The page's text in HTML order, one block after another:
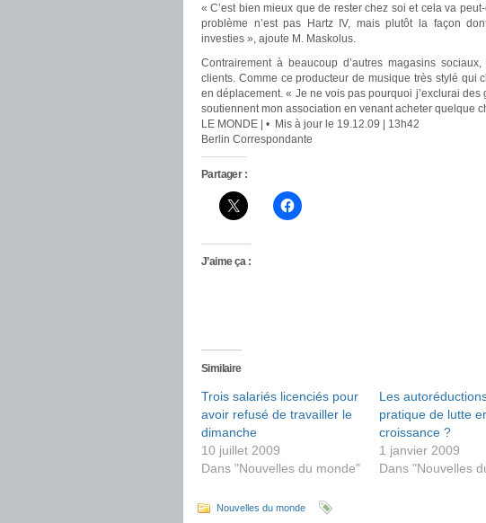
« C’est bien mieux que de rester chez soi et cela va
problème n’est pas Hartz IV, mais plutôt la façon
investies », ajoute M. Maskolus.
Contrairement à beaucoup d’autres magasins
clients. Comme ce producteur de musique très stylé qui
en déplacement. « Je ne vois pas pourquoi j’exclurai
soutiennent mon association en venant acheter quelque
LE MONDE | • Mis à jour le 19.12.09 | 13h42
Berlin Correspondante
Partager :
J’aime ça :
Similaire
Trois salariés licenciés pour
avoir refusé de travailler le
dimanche
10 juillet 2009
Dans "Nouvelles du monde"
Les
pratique de lutte
croissance ?
1 janvier 2009
Dans "Nouvelles
Nouvelles du monde